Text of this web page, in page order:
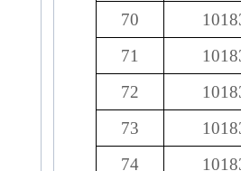
70
71
72
73
74